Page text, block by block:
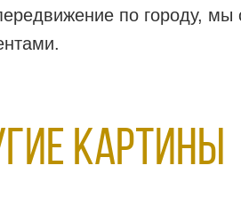
по городу,
КАРТИНЫ